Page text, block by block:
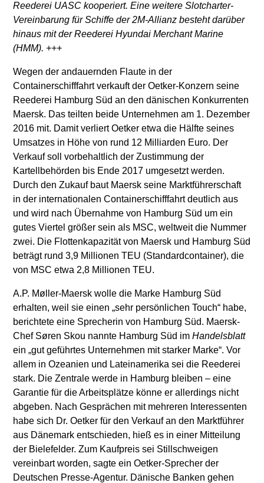
Reederei UASC kooperiert. Eine weitere Slotcharter-
Vereinbarung für Schiffe der 2M-Allianz besteht darüber
hinaus mit der Reederei Hyundai Merchant Marine
(HMM). +++
Wegen der andauernden Flaute in der
Containerschifffahrt verkauft der Oetker-Konzern seine
Reederei Hamburg Süd an den dänischen Konkurrenten
Maersk. Das teilten beide Unternehmen am 1. Dezember
2016 mit. Damit verliert Oetker etwa die Hälfte seines
Umsatzes in Höhe von rund 12 Milliarden Euro. Der
Verkauf soll vorbehaltlich der Zustimmung der
Kartellbehörden bis Ende 2017 umgesetzt werden.
Durch den Zukauf baut Maersk seine Marktführerschaft
in der internationalen Containerschifffahrt deutlich aus
und wird nach Übernahme von Hamburg Süd um ein
gutes Viertel größer sein als MSC, weltweit die Nummer
zwei. Die Flottenkapazität von Maersk und Hamburg Süd
beträgt rund 3,9 Millionen TEU (Standardcontainer), die
von MSC etwa 2,8 Millionen TEU.
A.P. Møller-Maersk wolle die Marke Hamburg Süd
erhalten, weil sie einen „sehr persönlichen Touch“ habe,
berichtete eine Sprecherin von Hamburg Süd. Maersk-
Chef Søren Skou nannte Hamburg Süd imHandelsblatt
ein „gut geführtes Unternehmen mit starker Marke“. Vor
allem in Ozeanien und Lateinamerika sei die Reederei
stark. Die Zentrale werde in Hamburg bleiben – eine
Garantie für die Arbeitsplätze könne er allerdings nicht
abgeben. Nach Gesprächen mit mehreren Interessenten
habe sich Dr. Oetker für den Verkauf an den Marktführer
aus Dänemark entschieden, hieß es in einer Mitteilung
der Bielefelder. Zum Kaufpreis sei Stillschweigen
vereinbart worden, sagte ein Oetker-Sprecher der
Deutschen Presse-Agentur. Dänische Banken gehen